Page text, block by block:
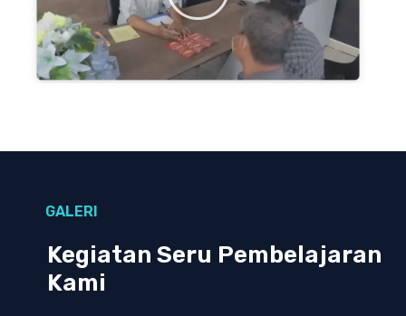
GALERI
Kegiatan Seru Pembelajaran
Kami